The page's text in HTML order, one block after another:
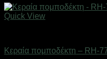
Quick View
Κεραία πομποδέκτη – RH-